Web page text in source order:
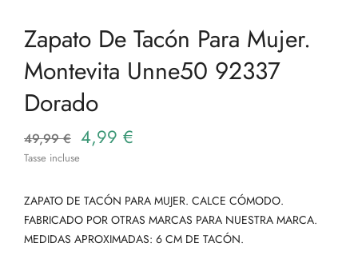
Zapato De Tacón Para Mujer.
Montevita Unne50 92337
Dorado
49,99 € 4,99 €
Tasse incluse
ZAPATO DE TACÓN PARA MUJER. CALCE CÓMODO.
FABRICADO POR OTRAS MARCAS PARA NUESTRA MARCA.
MEDIDAS APROXIMADAS: 6 CM DE TACÓN.